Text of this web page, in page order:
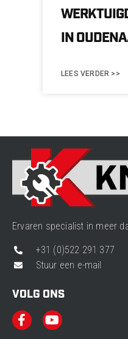
IN
LEES VERDER >>
Ervaren specialist in meer
+31 (0)522 291 377
Stuur een e-mail
VOLG ONS